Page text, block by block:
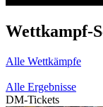
Wettkampf-
Alle Wettkämpfe
Alle Ergebnisse
DM-Tickets